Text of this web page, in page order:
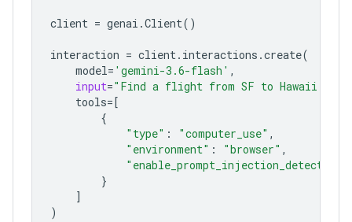
client = genai .Client()
interaction = client. interactions .create(
model= 'gemini-3.6-flash' ,
input="Find a flight from SF to Hawaii on
tools=[
{
"type" : "computer_use" ,
"environment" : "browser" ,
"enable_prompt_injection_detection"
}
]
)